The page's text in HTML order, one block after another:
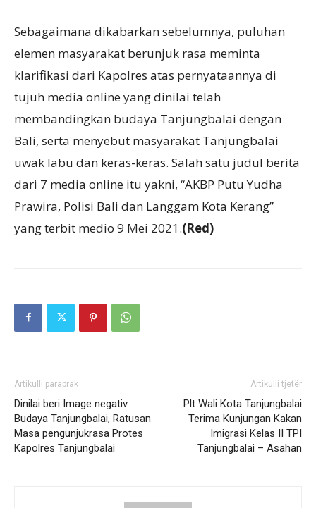
Sebagaimana dikabarkan sebelumnya, puluhan
elemen masyarakat berunjuk rasa meminta
klarifikasi dari Kapolres atas pernyataannya di
tujuh media online yang dinilai telah
membandingkan budaya Tanjungbalai dengan
Bali, serta menyebut masyarakat Tanjungbalai
uwak labu dan keras-keras. Salah satu judul berita
dari 7 media online itu yakni, “AKBP Putu Yudha
Prawira, Polisi Bali dan Langgam Kota Kerang”
yang terbit medio 9 Mei 2021.(Red)
Artikulli paraprak
Dinilai beri Image negativ
Budaya Tanjungbalai, Ratusan
Masa pengunjukrasa Protes
Kapolres Tanjungbalai
Artikulli tjetër
Plt Wali Kota Tanjungbalai
Terima Kunjungan Kakan
Imigrasi Kelas II TPI
Tanjungbalai – Asahan